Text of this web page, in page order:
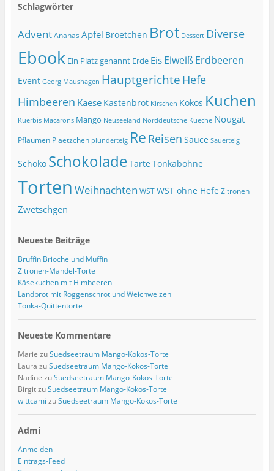
Schlagwörter
Advent Ananas Apfel Broetchen Brot Dessert Diverse
Ebook Ein Platz genannt Erde Eis Eiweiß Erdbeeren
Event Georg Maushagen Hauptgerichte Hefe
Himbeeren Kaese Kastenbrot Kirschen Kokos Kuchen
Kuerbis Macarons Mango Neuseeland Norddeutsche Kueche Nougat
Pflaumen Plaetzchen plunderteig Re Reisen Sauce Sauerteig
Schoko SchokoladeTarteTonkabohne
Torten Weihnachten WST WST ohne Hefe Zitronen
Zwetschgen
Neueste Beiträge
Bruffin Brioche und Muffin
Zitronen-Mandel-Torte
Käsekuchen mit Himbeeren
Landbrot mit Roggenschrot und Weichweizen
Tonka-Quittentorte
Neueste Kommentare
Marie zuSuedseetraum Mango-Kokos-Torte
Laura zuSuedseetraum Mango-Kokos-Torte
Nadine zuSuedseetraum Mango-Kokos-Torte
BirgitzuSuedseetraum Mango-Kokos-Torte
wittcami zuSuedseetraum Mango-Kokos-Torte
Admi
Anmelden
Eintrags-Feed